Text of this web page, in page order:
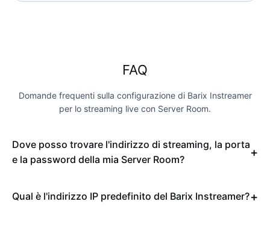
FAQ
Domande frequenti sulla configurazione di Barix Instreamer
per lo streaming live con Server Room.
Dove posso trovare l'indirizzo di streaming, la porta
e la password della mia Server Room?
Qual è l'indirizzo IP predefinito del Barix Instreamer?